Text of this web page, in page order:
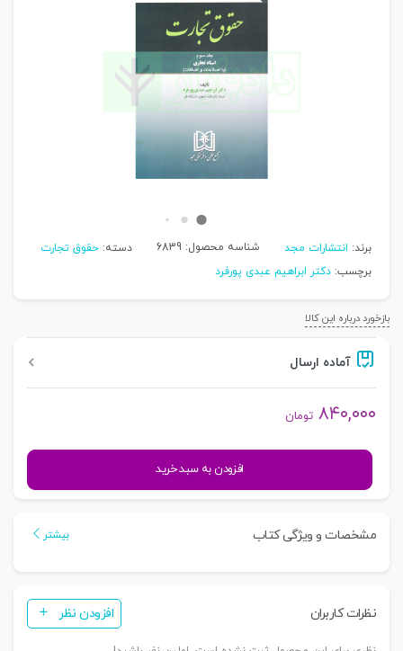
برند: انتشارات مجد شناسه محصول: 6839 دسته: حقوق تجارت
برچسب: دکتر ابراهیم عبدی پورفرد
بازخورد درباره این کالا
آماده ارسال
۸۴۰,۰۰۰ تومان
حقوق
تجارت
جلدسوم
|
افزودن به سبد خرید
مشخصات و ویژگی کتاب بیشتر
نظرات کاربران افزودن نظر